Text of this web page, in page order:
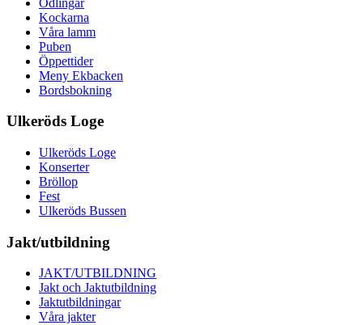
Kockarna
Våra lamm
Puben
Öppettider
Meny Ekbacken
Bordsbokning
Ulkeröds Loge
Ulkeröds Loge
Konserter
Bröllop
Fest
Ulkeröds Bussen
Jakt/utbildning
JAKT/UTBILDNING
Jakt och Jaktutbildning
Jaktutbildningar
Våra jakter